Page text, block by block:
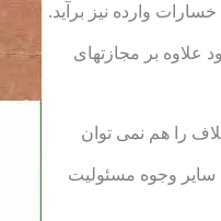
وارده نیز برآید.
علاوه بر مجازتهای
را هم نمی توان
سایر وجوه مسئولیت